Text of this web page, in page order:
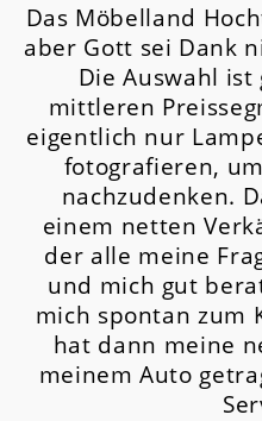
Das Möbelland
aber Gott sei Dank
Die Auswahl
mittleren
eigentlich nur
fotografieren,
nachzudenken.
einem netten
der alle meine
und mich gut
mich spontan zum
hat dann meine
meinem Auto